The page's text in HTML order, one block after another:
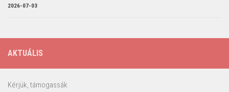
2026-07-03
AKTUÁLIS
Kérjük, támogassák